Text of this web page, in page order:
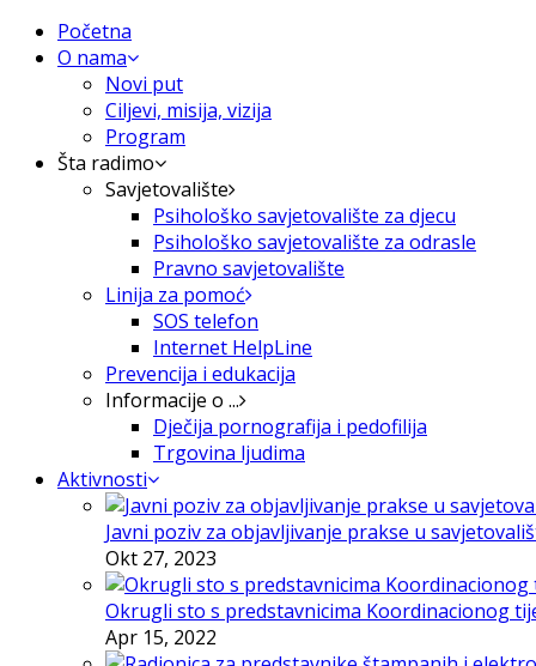
Početna
O nama
Novi put
Ciljevi, misija, vizija
Program
Šta radimo
Savjetovalište
Psihološko savjetovalište za djecu
Psihološko savjetovalište za odrasle
Pravno savjetovalište
Linija za pomoć
SOS telefon
Internet HelpLine
Prevencija i edukacija
Informacije o ...
Dječija pornografija i pedofilija
Trgovina ljudima
Aktivnosti
Javni poziv za objavljivanje prakse u
Okt 27, 2023
Okrugli sto s predstavnicima Koordinacionog
Apr 15, 2022